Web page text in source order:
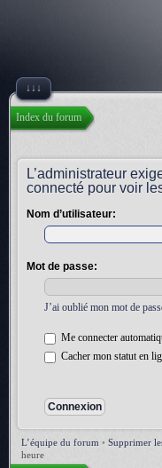
↓↓↓
Index du forum
L’administrateur
connecté pour voir
Nom d’utilisateur:
Mot de passe:
J’ai oublié mon mot de
Me connecter
Cacher mon statut en
L’équipe du forum • Supprimer
heure